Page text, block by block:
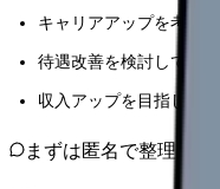
キャリアアップを考え
待遇改善を検討している
収入アップを目指してい
まずは匿名で整理